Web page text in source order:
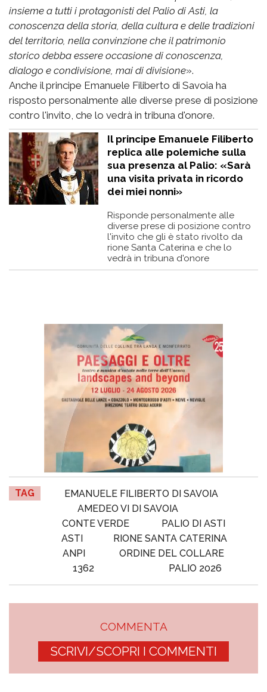
insieme a tutti i protagonisti del Palio di Asti, la
conoscenza della storia, della cultura e delle tradizioni
del territorio, nella convinzione che il patrimonio
storico debba essere occasione di conoscenza,
dialogo e condivisione, mai di divisione».
Anche il principe Emanuele Filiberto di Savoia ha
risposto personalmente alle diverse prese di posizione
contro l'invito, che lo vedrà in tribuna d'onore.
Il principe Emanuele Filiberto
replica alle polemiche sulla
sua presenza al Palio: «Sarà
una visita privata in ricordo
dei miei nonni»
Risponde personalmente alle
diverse prese di posizione contro
l'invito che gli è stato rivolto da
rione Santa Caterina e che lo
vedrà in tribuna d'onore
TAG
EMANUELE FILIBERTO DI SAVOIA
AMEDEO VI DI SAVOIA
CONTE VERDE
PALIO DI ASTI
ASTI
RIONE SANTA CATERINA
ANPI
ORDINE DEL COLLARE
1362
PALIO 2026
COMMENTA
SCRIVI/SCOPRI I COMMENTI